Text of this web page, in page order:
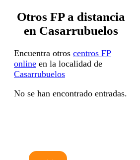
Otros FP a distancia
en Casarrubuelos
Encuentra otros centros FP
online en la localidad de
Casarrubuelos
No se han encontrado entradas.